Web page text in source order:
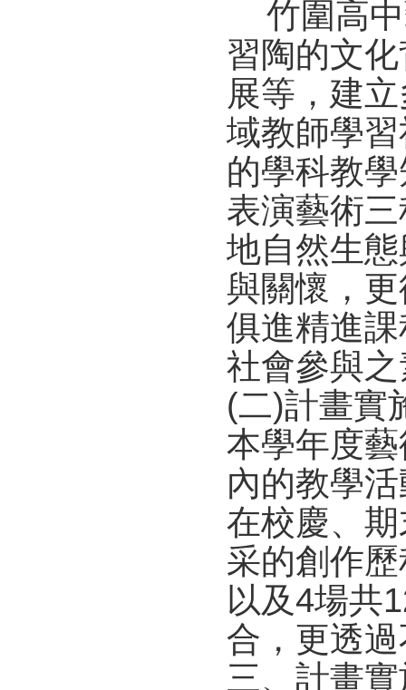
竹圍高中
習陶的文
展等，建
域教師學
的學科教
表演藝術
地自然生
與關懷，
俱進精進
社會參與
(二)計畫實
本學年度
內的教學
在校慶、
采的創作
以及4場共
合，更透
三、計畫